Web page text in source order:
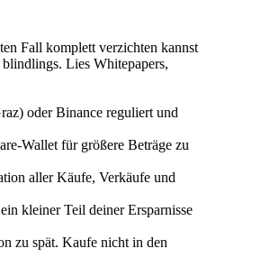
Fall komplett verzichten kannst
Lies Whitepapers,
oder Binance reguliert und
Wallet für größere Beträge zu
aller Käufe, Verkäufe und
kleiner Teil deiner Ersparnisse
zu spät. Kaufe nicht in den